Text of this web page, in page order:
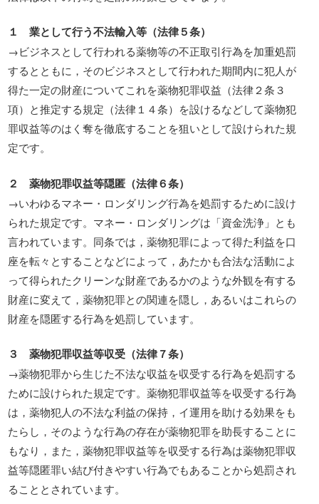
１ 業として行う不法輸入等（法律５条）
→ビジネスとして行われる薬物等の不正取引行為を加重処罰
するとともに，そのビジネスとして行われた期間内に犯人が
得た一定の財産についてこれを薬物犯罪収益（法律２条３
項）と推定する規定（法律１４条）を設けるなどして薬物犯
罪収益等のはく奪を徹底することを狙いとして設けられた規
定です。
２ 薬物犯罪収益等隠匿（法律６条）
→いわゆるマネー・ロンダリング行為を処罰するために設け
られた規定です。マネー・ロンダリングは「資金洗浄」とも
言われています。同条では，薬物犯罪によって得た利益を口
座を転々とすることなどによって，あたかも合法な活動によ
って得られたクリーンな財産であるかのような外観を有する
財産に変えて，薬物犯罪との関連を隠し，あるいはこれらの
財産を隠匿する行為を処罰しています。
３ 薬物犯罪収益等収受（法律７条）
→薬物犯罪から生じた不法な収益を収受する行為を処罰する
ために設けられた規定です。薬物犯罪収益等を収受する行為
は，薬物犯人の不法な利益の保持，イ運用を助ける効果をも
たらし，そのような行為の存在が薬物犯罪を助長することに
もなり，また，薬物犯罪収益等を収受する行為は薬物犯罪収
益等隠匿罪い結び付きやすい行為でもあることから処罰され
ることとされています。